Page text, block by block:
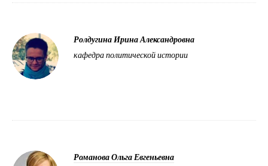
Ролдугина Ирина Александровна
кафедра политической истории
Романова Ольга Евгеньевна